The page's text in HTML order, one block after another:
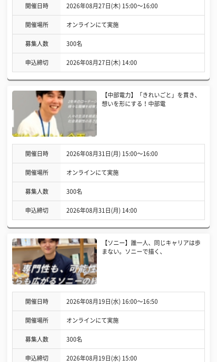
開催日時 2026年08月27日(木) 15:00〜16:00
開催場所 オンラインにて実施
募集人数 300名
申込締切 2026年08月27日(木) 14:00
【中部電力】「きれいごと」を貫き、
想いを形にする！中部電
開催日時 2026年08月31日(月) 15:00〜16:00
開催場所 オンラインにて実施
募集人数 300名
申込締切 2026年08月31日(月) 14:00
【ソニー】誰一人、同じキャリアは歩
まない。ソニーで描く、
開催日時 2026年08月19日(水) 16:00〜16:50
開催場所 オンラインにて実施
募集人数 300名
申込締切 2026年08月19日(水) 15:00